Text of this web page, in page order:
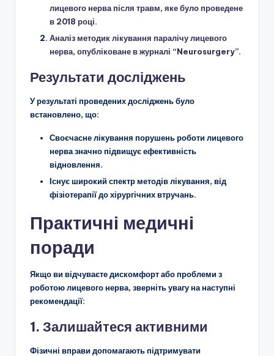
лицевого нерва після травм, яке було проведене
в 2018 році.
Аналіз методик лікування паралічу лицевого
нерва, опубліковане в журналі “Neurosurgery”.
Результати досліджень
У результаті проведених досліджень було
встановлено, що:
Своєчасне лікування порушень роботи лицевого
нерва значно підвищує ефективність
відновлення.
Існує широкий спектр методів лікування, від
фізіотерапії до хірургічних втручань.
Практичні медичні
поради
Якщо ви відчуваєте дискомфорт або проблеми з
роботою лицевого нерва, зверніть увагу на наступні
рекомендації:
1. Залишайтеся активними
Фізичні вправи допомагають підтримувати